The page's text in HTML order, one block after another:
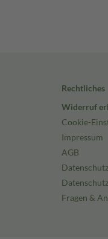
Rechtliches
Widerruf
Cookie-
Impressum
AGB
Fragen &